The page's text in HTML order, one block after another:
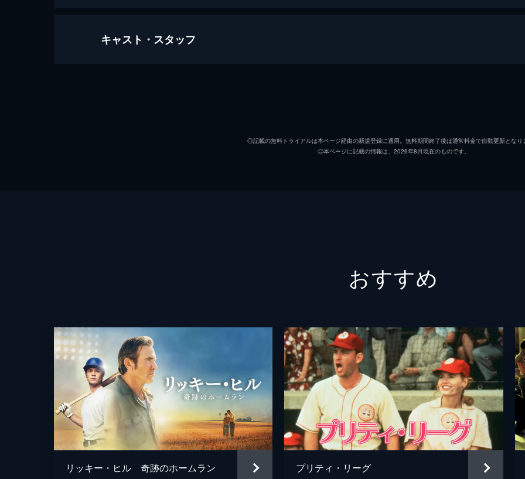
リトル・ビッグ・フィールド
キャスト・スタッフ
ジェイソン・ロバーズ
ケン・グリフィ・Ｊｒ
スコット・パターソン
監督 アンドリュー・シェインマン
脚本 グレゴリー・Ｋ・ピンカス
アダム・シェインマン
◎記載の無料トライアルは本ページ経由の新規登録に適用。無料期間終了後は通常料金で自動更新となり
◎本ページに記載の情報は、2026年8月現在のものです。
おすすめ
リッキー・ヒル 奇跡のホームラン プリティ・リーグ